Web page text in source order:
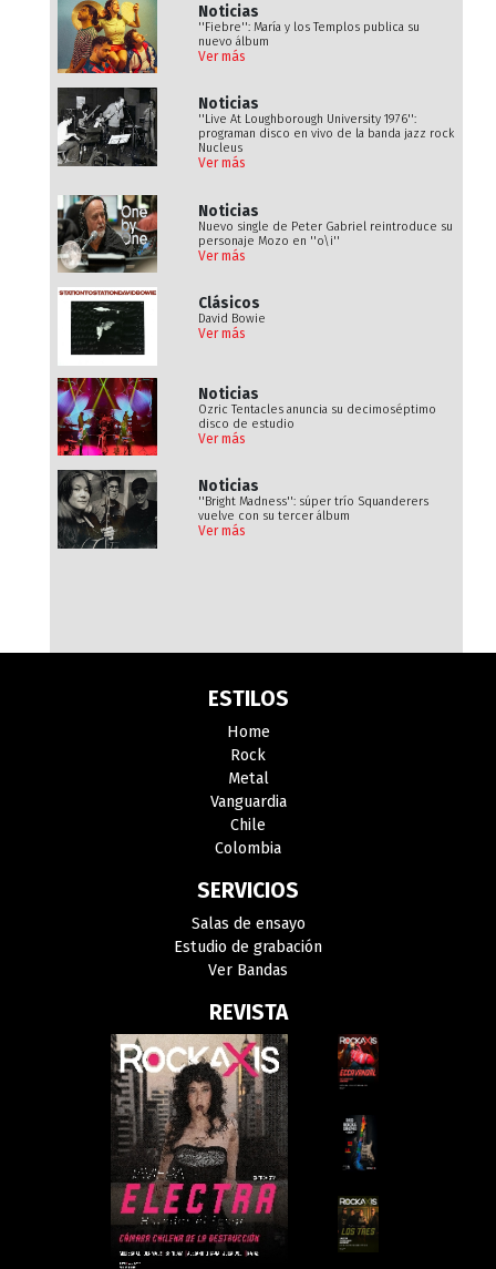
Noticias
''Fiebre'': María y los Templos publica su
nuevo álbum
Ver más
Noticias
''Live At Loughborough University 1976'':
programan disco en vivo de la banda jazz rock
Nucleus
Ver más
Noticias
Nuevo single de Peter Gabriel reintroduce su
personaje Mozo en ''o\i''
Ver más
Clásicos
David Bowie
Ver más
Noticias
Ozric Tentacles anuncia su decimoséptimo
disco de estudio
Ver más
Noticias
''Bright Madness'': súper trío Squanderers
vuelve con su tercer álbum
Ver más
ESTILOS
Home
Rock
Metal
Vanguardia
Chile
Colombia
SERVICIOS
Salas de ensayo
Estudio de grabación
Ver Bandas
REVISTA